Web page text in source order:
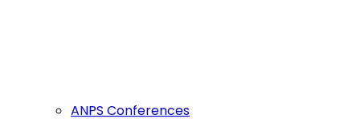
ANPS Conferences